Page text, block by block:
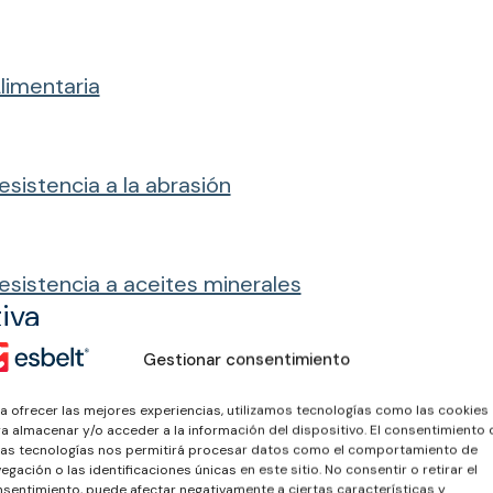
Gestionar consentimiento
ofrecer las mejores experiencias, utilizamos tecnologías como las cookies
almacenar y/o acceder a la información del dispositivo. El consentimiento
tecnologías nos permitirá procesar datos como el comportamiento de
o las identificaciones únicas en este sitio. No consentir o retirar el
puede afectar negativamente a ciertas características y
a la abrasión
a aceites minerales
a temperaturas en continuo entre -20ºC y
halógenos ni nitrógenos en su combustión.